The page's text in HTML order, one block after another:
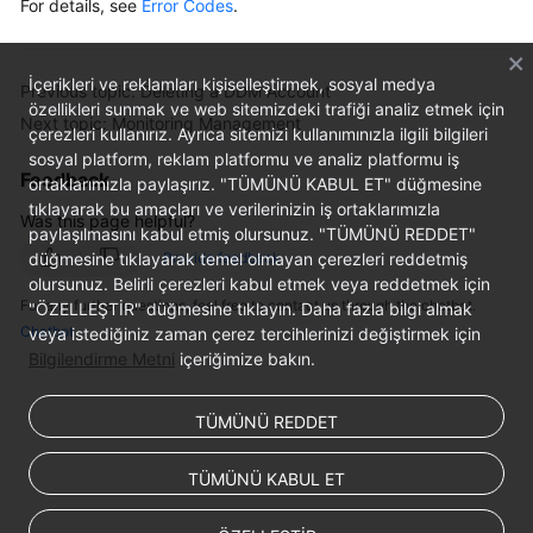
For details, see Error Codes.
Previous topic: Deleting a DDM Account
Next topic: Monitoring Management
Feedback
Was this page helpful?
Provide feedback
For any further questions, feel free to contact us through the chatbot.
Chatbot
İçerikleri ve reklamları kişiselleştirmek, sosyal medya
özellikleri sunmak ve web sitemizdeki trafiği analiz etmek için
çerezleri kullanırız. Ayrıca sitemizi kullanımınızla ilgili bilgileri
sosyal platform, reklam platformu ve analiz platformu iş
ortaklarımızla paylaşırız. "TÜMÜNÜ KABUL ET" düğmesine
tıklayarak bu amaçları ve verilerinizin iş ortaklarımızla
paylaşılmasını kabul etmiş olursunuz. "TÜMÜNÜ REDDET"
düğmesine tıklayarak temel olmayan çerezleri reddetmiş
olursunuz. Belirli çerezleri kabul etmek veya reddetmek için
"ÖZELLEŞTİR" düğmesine tıklayın. Daha fazla bilgi almak
veya istediğiniz zaman çerez tercihlerinizi değiştirmek için
Bilgilendirme Metni içeriğimize bakın.
TÜMÜNÜ REDDET
TÜMÜNÜ KABUL ET